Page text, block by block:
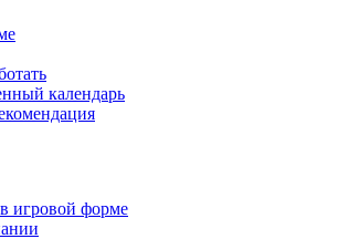
календарь
игровой форме